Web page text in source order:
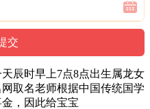
辰时早上7点8点出生属龙女
取名老师根据中国传统国学
，因此给宝宝